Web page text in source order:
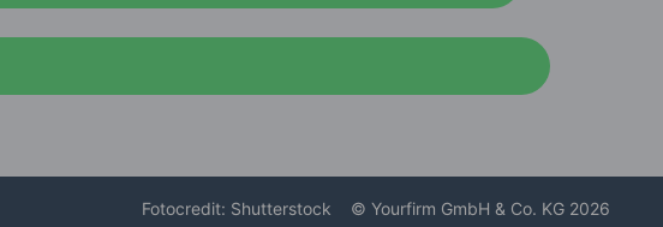
Fotocredit: Shutterstock © Yourfirm GmbH & Co. KG 2026